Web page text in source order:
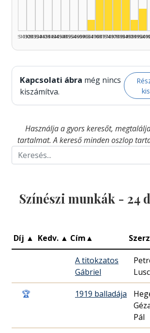
1925–1929
1930–1934
1935–1939
1940–1944
1945–1949
1950–1954
1955–1959
1960–1964
Színész,
1965–1969
1970–1974
1975–1979
Színész,
1980–1984
1985–1989
1990–1994
Kapcsolati ábra még nincs
kiszámítva.
Használja a gyors keresőt,
tartalmat. A kereső minden oszlop
Színészi munkák - 24
Díj ▲ Kedv. ▲ Cím▲
A titokzatos
Gábriel
🏆 1919 balladája
Pál